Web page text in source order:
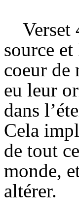
Verset
source
coeur de
eu leur
dans
Cela
de tout
monde,
altérer.